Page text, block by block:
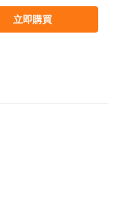
立即購買